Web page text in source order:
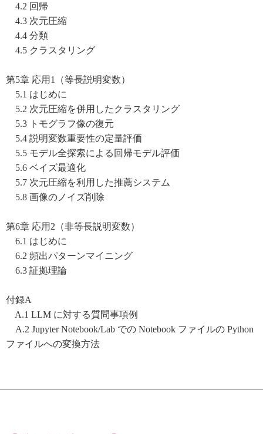
4.2 回帰
4.3 次元圧縮
4.4 分類
4.5 クラスタリング
第5章 応用1（等長説明変数）
5.1 はじめに
5.2 次元圧縮を併用したクラスタリング
5.3 トモグラフ像の復元
5.4 説明変数重要性の定量評価
5.5 モデル全探索による回帰モデル評価
5.6 ベイズ最適化
5.7 次元圧縮を利用した推薦システム
5.8 画像のノイズ削除
第6章 応用2（非等長説明変数）
6.1 はじめに
6.2 頻出パターンマイニング
6.3 証拠理論
付録A
A.1 LLM に対する質問事項例
A.2 Jupyter Notebook/Lab での Notebook ファイルの Python
ファイルへの変換方法